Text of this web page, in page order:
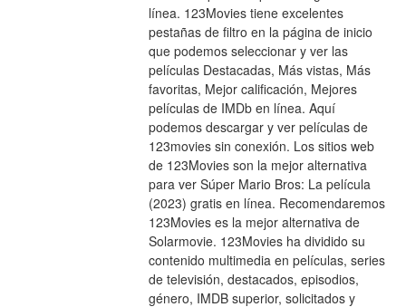
línea. 123Movies tiene excelentes
pestañas de filtro en la página de inicio
que podemos seleccionar y ver las
películas Destacadas, Más vistas, Más
favoritas, Mejor calificación, Mejores
películas de IMDb en línea. Aquí
podemos descargar y ver películas de
123movies sin conexión. Los sitios web
de 123Movies son la mejor alternativa
para ver Súper Mario Bros: La película
(2023) gratis en línea. Recomendaremos
123Movies es la mejor alternativa de
Solarmovie. 123Movies ha dividido su
contenido multimedia en películas, series
de televisión, destacados, episodios,
género, IMDB superior, solicitados y